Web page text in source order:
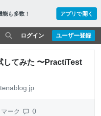
能も多数！ アプリで開く
ユーザー登録
ログイン
してみた 〜PractiTest
ーク 0